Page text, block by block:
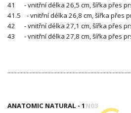
41 - vnitřní délka 26,5 cm, šířka přes
41.5 - vnitřní délka 26,8 cm, šířka přes
42 - vnitřní délka 27,1 cm, šířka přes
43 - vnitřní délka 27,8 cm, šířka přes
ANATOMIC NATURAL - 1N03